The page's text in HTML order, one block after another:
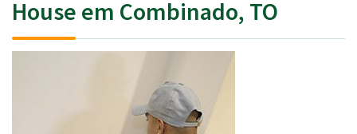
House em Combinado, TO